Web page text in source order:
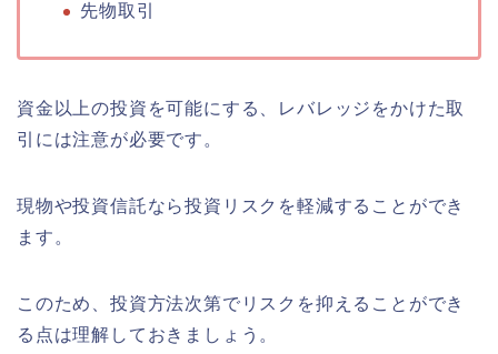
先物取引
資金以上の投資を可能にする、レバレッジをかけた取
引には注意が必要です。
現物や投資信託なら投資リスクを軽減することができ
ます。
このため、投資方法次第でリスクを抑えることができ
る点は理解しておきましょう。